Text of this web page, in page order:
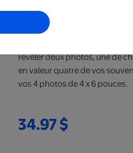
Rehaussez la présentation
rotatif en bois. Chacun des
révéler deux photos, une de
en valeur quatre de vos
vos 4 photos de 4 x 6 pouces.
34.97 $